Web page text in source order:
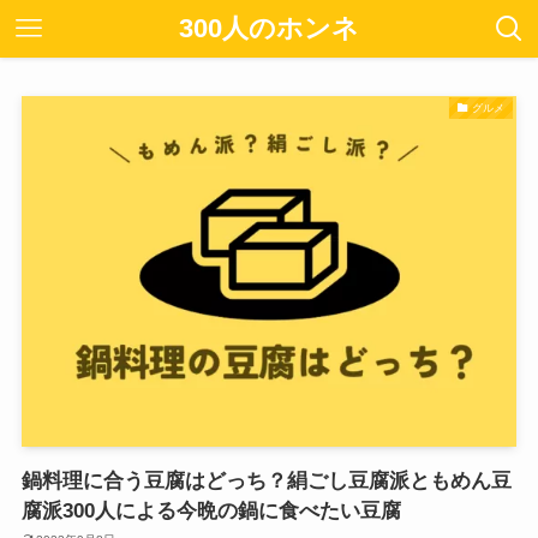
300人のホンネ
グルメ
鍋料理に合う豆腐はどっち？絹ごし豆腐派ともめん豆
腐派300人による今晩の鍋に食べたい豆腐